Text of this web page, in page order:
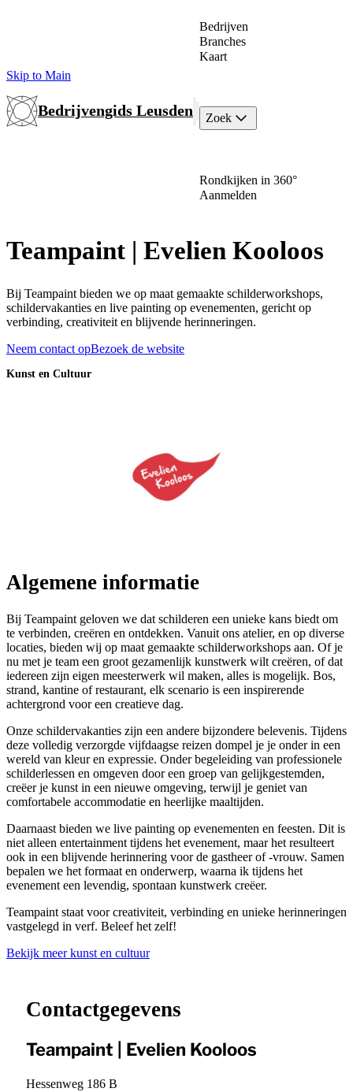
Skip to Main
Bedrijvengids Leusden
Bedrijven
Branches
Kaart
Zoek
Rondkijken in 360°
Aanmelden
Teampaint | Evelien Kooloos
Bij Teampaint bieden we op maat gemaakte schilderworkshops,
schildervakanties en live painting op evenementen, gericht op
verbinding, creativiteit en blijvende herinneringen.
Neem contact opBezoek de website
Kunst en Cultuur
Algemene informatie
Bij Teampaint geloven we dat schilderen een unieke kans biedt om
te verbinden, creëren en ontdekken. Vanuit ons atelier, en op diverse
locaties, bieden wij op maat gemaakte schilderworkshops aan. Of je
nu met je team een groot gezamenlijk kunstwerk wilt creëren, of dat
iedereen zijn eigen meesterwerk wil maken, alles is mogelijk. Bos,
strand, kantine of restaurant, elk scenario is een inspirerende
achtergrond voor een creatieve dag.
Onze schildervakanties zijn een andere bijzondere belevenis. Tijdens
deze volledig verzorgde vijfdaagse reizen dompel je je onder in een
wereld van kleur en expressie. Onder begeleiding van professionele
schilderlessen en omgeven door een groep van gelijkgestemden,
creëer je kunst in een nieuwe omgeving, terwijl je geniet van
comfortabele accommodatie en heerlijke maaltijden.
Daarnaast bieden we live painting op evenementen en feesten. Dit is
niet alleen entertainment tijdens het evenement, maar het resulteert
ook in een blijvende herinnering voor de gastheer of -vrouw. Samen
bepalen we het formaat en onderwerp, waarna ik tijdens het
evenement een levendig, spontaan kunstwerk creëer.
Teampaint staat voor creativiteit, verbinding en unieke herinneringen
vastgelegd in verf. Beleef het zelf!
Bekijk meer kunst en cultuur
−
Leaflet
Contactgegevens
Teampaint | Evelien Kooloos
Hessenweg 186 B